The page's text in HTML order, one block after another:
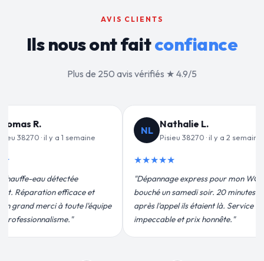
AVIS CLIENTS
Ils nous ont faitconfiance
Plus de 250 avis vérifiés ★ 4.9/5
L.
38270 · il y a 2 semaines
pour mon WC
soir. 20 minutes
étaient là. Service
prix honnête."
JF
Jean-François C.
Pisieu 38270 · il y a 3 semaines
★★★★★
"Remplacement de mon chauffe-eau en
moins de 2h. Équipe très pro, devis
conforme, chantier propre. Je
recommande vivement."